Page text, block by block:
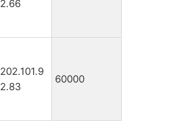
2.66
202.101.9
2.83
60000